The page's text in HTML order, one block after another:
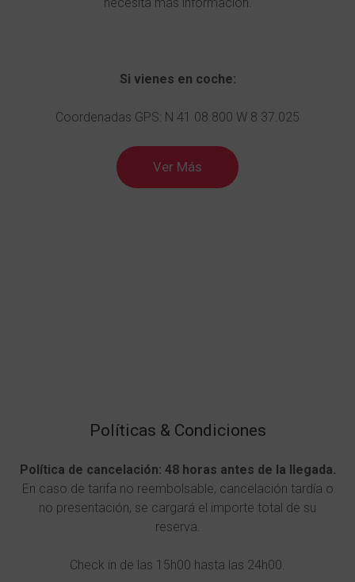
Si vienes en coche:
Coordenadas GPS: N 41 08.800 W 8 37.025
Ver Más
Políticas & Condiciones
Política de cancelación: 48 horas antes de la llegada.
En caso de tarifa no reembolsable, cancelación tardía o
no presentación, se cargará el importe total de su
reserva.
Check in de las 15h00 hasta las 24h00.